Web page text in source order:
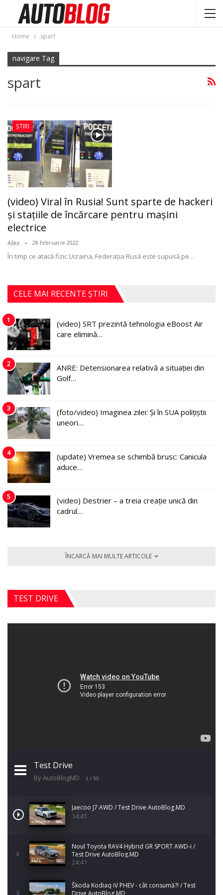
Home spart
navigare Tag
spart
ȘTIRI
(video) Viral în Rusia! Sunt sparte de hackeri
şi staţiile de încărcare pentru maşini
electrice
Alex 28 februarie 2022
În timp ce atacă fizic Ucraina, Federaţia Rusă este supusă pe…
CELE MAI RECENTE ȘTIRI
1
(video) SRT prezintă tehnologia eBoost Air
care elimină…
2
ANRE: Detensionarea relativă a situației din
Golf…
3
(foto/video) Imaginea zilei: Și în SUA polițiștii
uneori…
4
(update) Vremea se schimbă brusc: Canicula
aduce…
5
(video) Destrier – a treia creație unică din
cadrul…
ÎNCARCĂ MAI MULTE ARTICOLE
TEST DRIVE
Test Drive
By AutoBlogMD 1 / 50
Jaecoo J7 AWD / Test Drive AutoBlog.MD
14:41
2
Noul Toyota RAV4 Hybrid GR SPORT AWD-i /
Test Drive AutoBlog.MD
24:41
3
Škoda Kodiaq iV PHEV - cât consumă?! / Test
Drive AutoBlog.MD